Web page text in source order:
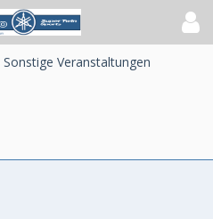
Veranstaltungen